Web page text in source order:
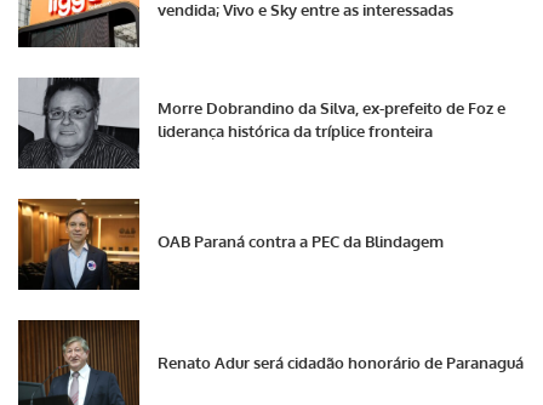
vendida; Vivo e Sky entre as interessadas
Morre Dobrandino da Silva, ex-prefeito de Foz e
liderança histórica da tríplice fronteira
OAB Paraná contra a PEC da Blindagem
Renato Adur será cidadão honorário de Paranaguá